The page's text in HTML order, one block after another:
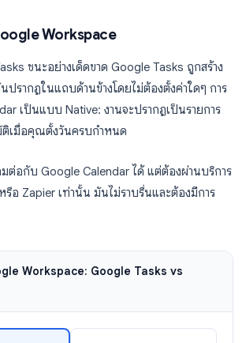
Workspace
ชนะอย่างเด็ดขาด Google Tasks ถูกสร้าง
ปรากฏในแถบด้านข้างโดยไม่ต้องตั้งค่าใดๆ การ
เป็นแบบ Native: งานจะปรากฏเป็นรายการ
เมื่อคุณตั้งวันครบกำหนด
มต่อกับ Google Calendar ได้ แต่ต้องผ่านบริการ
อ Zapier เท่านั้น มันไม่ราบรื่นและต้องมีการ
Workspace: Google Tasks vs